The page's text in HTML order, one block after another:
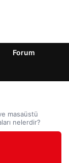
Forum
masaüstü
nelerdir?